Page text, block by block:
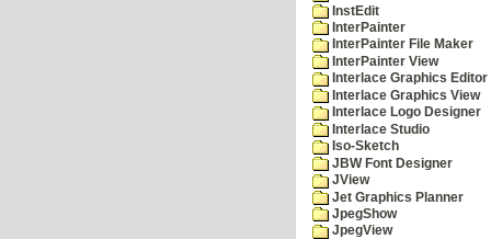
InstEdit
InterPainter
InterPainter File Maker
InterPainter View
Interlace Graphics Editor
Interlace Graphics View
Interlace Logo Designer
Interlace Studio
Iso-Sketch
JBW Font Designer
JView
Jet Graphics Planner
JpegShow
JpegView